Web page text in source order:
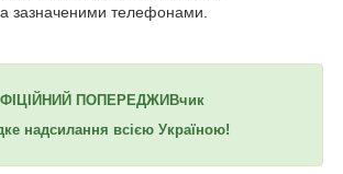
зазначеними телефонами.
ПОПЕРЕДЖИВчик
надсилання всією Україною!